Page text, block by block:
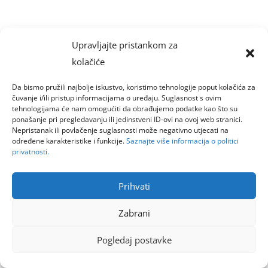
Upravljajte pristankom za
kolačiće
Da bismo pružili najbolje iskustvo, koristimo tehnologije poput kolačića za
čuvanje i/ili pristup informacijama o uređaju. Suglasnost s ovim
tehnologijama će nam omogućiti da obrađujemo podatke kao što su
ponašanje pri pregledavanju ili jedinstveni ID-ovi na ovoj web stranici.
Nepristanak ili povlačenje suglasnosti može negativno utjecati na
određene karakteristike i funkcije.Saznajte više informacija o politici
privatnosti.
Prihvati
Zabrani
Pogledaj postavke